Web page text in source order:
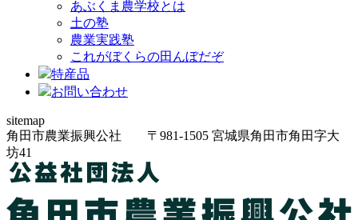
あぶくま農学校とは
土の塾
農業実践塾
これがぼくらの田んぼだぞ
特産品
お問い合わせ
sitemap
角田市農業振興公社 〒981-1505 宮城県角田市角田字大
坊41